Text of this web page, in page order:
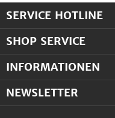
SERVICE HOTLINE
SHOP SERVICE
INFORMATIONEN
NEWSLETTER